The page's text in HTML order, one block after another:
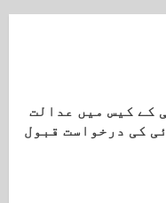
کے کیس میں عدالت
کی درخواست قبول